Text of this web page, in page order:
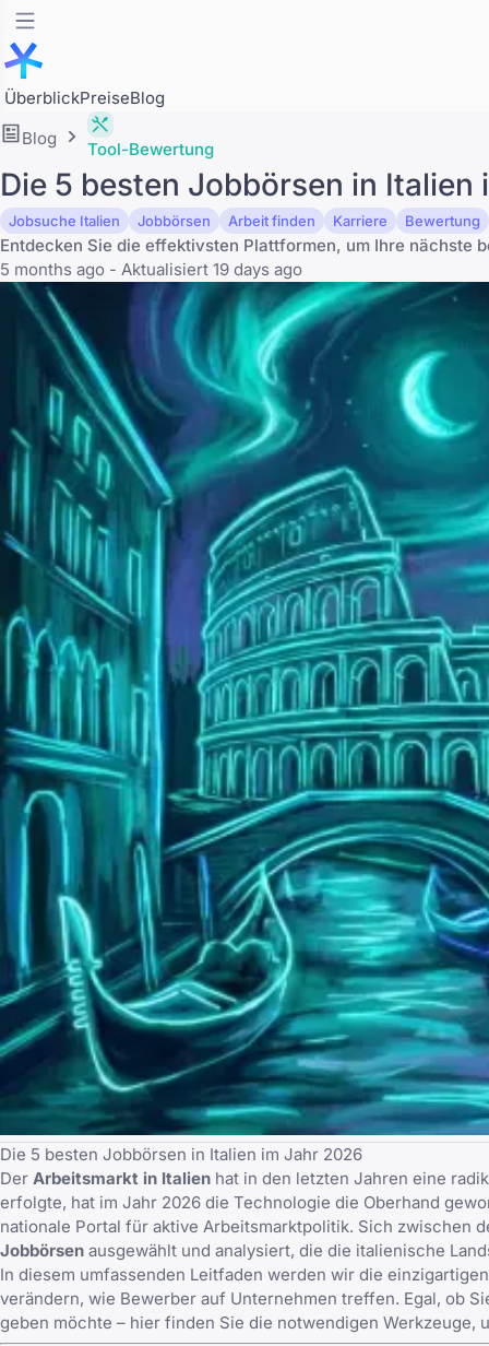
ÜberblickPreiseBlog
Blog
Tool-Bewertung
Die 5 besten Jobbörsen in Italien
Jobsuche Italien Jobbörsen Arbeit finden Karriere Bewertung
Entdecken Sie die effektivsten Plattformen, um Ihre
5 months ago - Aktualisiert 19 days ago
Die 5 besten Jobbörsen in Italien im Jahr 2026
Der Arbeitsmarkt in Italien hat in den letzten Jahren eine
erfolgte, hat im Jahr 2026 die Technologie die Oberhand
nationale Portal für aktive Arbeitsmarktpolitik. Sich zwischen
Jobbörsen ausgewählt und analysiert, die die italienische
In diesem umfassenden Leitfaden werden wir die
verändern, wie Bewerber auf Unternehmen treffen. Egal, ob
geben möchte – hier finden Sie die notwendigen Werkzeuge,